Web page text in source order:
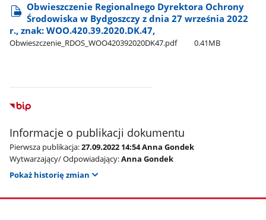
Obwieszczenie Regionalnego Dyrektora Ochrony
Środowiska w Bydgoszczy z dnia 27 września 2022
r., znak: WOO.420.39.2020.DK.47,
Obwieszczenie​_RDOS​_WOO420392020DK47.pdf 0.41MB
Informacje o publikacji dokumentu
Pierwsza publikacja:27.09.2022 14:54 Anna Gondek
Wytwarzający/ Odpowiadający:Anna Gondek
Pokaż historię zmian